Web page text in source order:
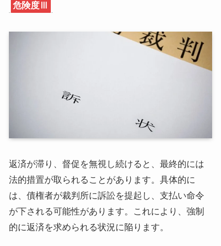
危険度Ⅲ
返済が滞り、督促を無視し続けると、最終的には
法的措置が取られることがあります。具体的に
は、債権者が裁判所に訴訟を提起し、支払い命令
が下される可能性があります。これにより、強制
的に返済を求められる状況に陥ります。